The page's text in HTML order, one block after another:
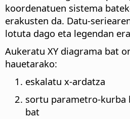
koordenatuen sistema
erakusten da. Datu-
lotuta dago eta legendan
Aukeratu XY diagrama bat
hauetarako:
eskalatu x-ardatza
sortu parametro-kurba
bat